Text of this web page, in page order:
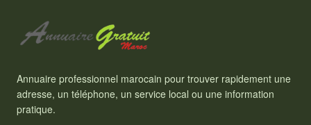
Annuaire professionnel marocain pour trouver rapidement une
adresse, un téléphone, un service local ou une information
pratique.